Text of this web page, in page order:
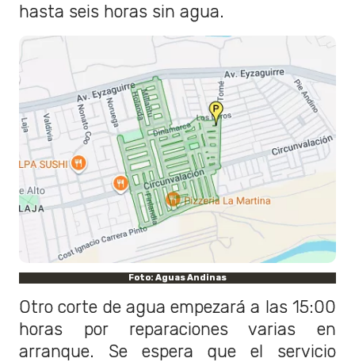
hasta seis horas sin agua.
Foto: Aguas Andinas
Otro corte de agua empezará a las 15:00
horas por reparaciones varias en
arranque. Se espera que el servicio